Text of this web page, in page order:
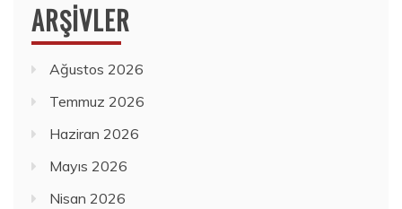
ARŞIVLER
Ağustos 2026
Temmuz 2026
Haziran 2026
Mayıs 2026
Nisan 2026